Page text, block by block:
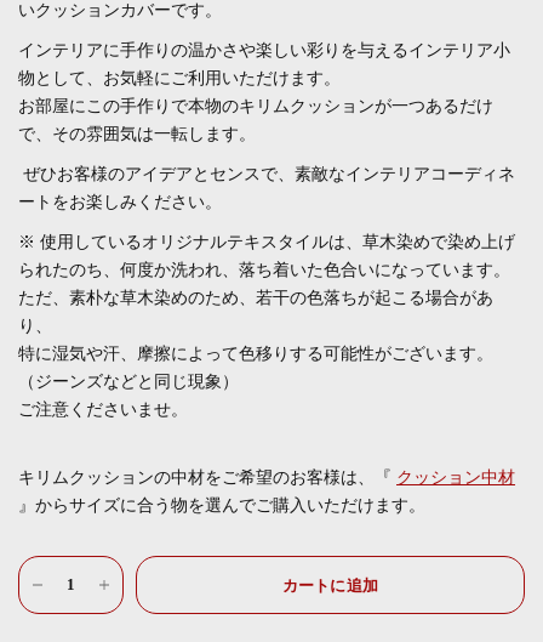
いクッションカバーです。
インテリアに手作りの温かさや楽しい彩りを与えるインテリア小
物として、お気軽にご利用いただけます。
お部屋にこの手作りで本物のキリムクッションが一つあるだけ
で、その雰囲気は一転します。
ぜひお客様のアイデアとセンスで、素敵なインテリアコーディネ
ートをお楽しみください。
※ 使用しているオリジナルテキスタイルは、草木染めで染め上げ
られたのち、何度か洗われ、落ち着いた色合いになっています。
ただ、素朴な草木染めのため、若干の色落ちが起こる場合があ
り、
特に湿気や汗、摩擦によって色移りする可能性がございます。
（ジーンズなどと同じ現象）
ご注意くださいませ。
キリムクッションの中材をご希望のお客様は、『 クッション中材
』からサイズに合う物を選んでご購入いただけます。
カートに追加